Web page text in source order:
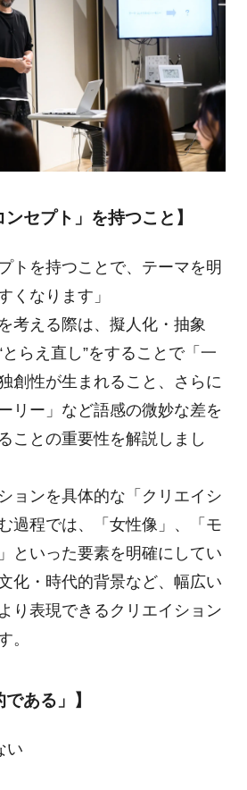
ンセプト」を持つこと】
トを持つことで、テーマを明
くなります」
考える際は、擬人化・抽象
らえ直し”をすることで「一
創性が生まれること、さらに
リー」など語感の微妙な差を
ことの重要性を解説しまし
ョンを具体的な「クリエイシ
過程では、「女性像」、「モ
といった要素を明確にしてい
化・時代的背景など、幅広い
り表現できるクリエイション
。
ある」】
い